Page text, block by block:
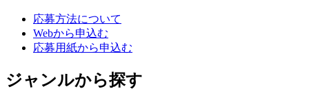
応募方法について
Webから申込む
応募用紙から申込む
ジャンルから探す